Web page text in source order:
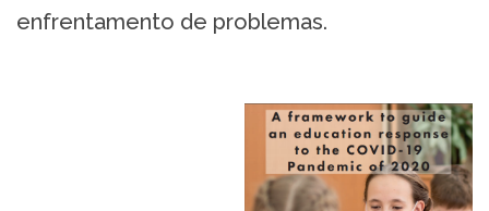
enfrentamento de problemas.